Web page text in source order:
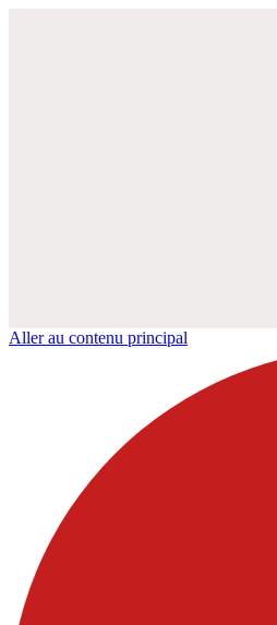
Aller au contenu principal